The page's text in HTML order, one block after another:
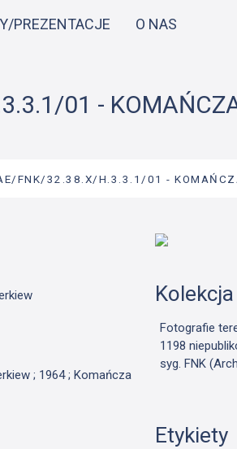
do
PREZENTACJE O NAS
01 -
FNK/32.38.X/H.3.3.1/01 -
; 1964 ; Komańcza
Kolekcja
Fotografie
1198
syg. FNK
Etykiety